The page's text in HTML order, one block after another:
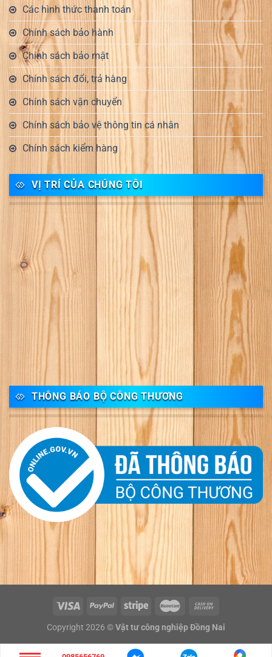
Các hình thức thanh toán
Chính sách bảo hành
Chính sách bảo mật
Chính sách đổi, trả hàng
Chính sách vận chuyển
Chính sách bảo vệ thông tin cá nhân
Chính sách kiểm hàng
VỊ TRÍ CỦA CHÚNG TÔI
THÔNG BÁO BỘ CÔNG THƯƠNG
Copyright 2026 © Vật tư công nghiệp Đồng Nai